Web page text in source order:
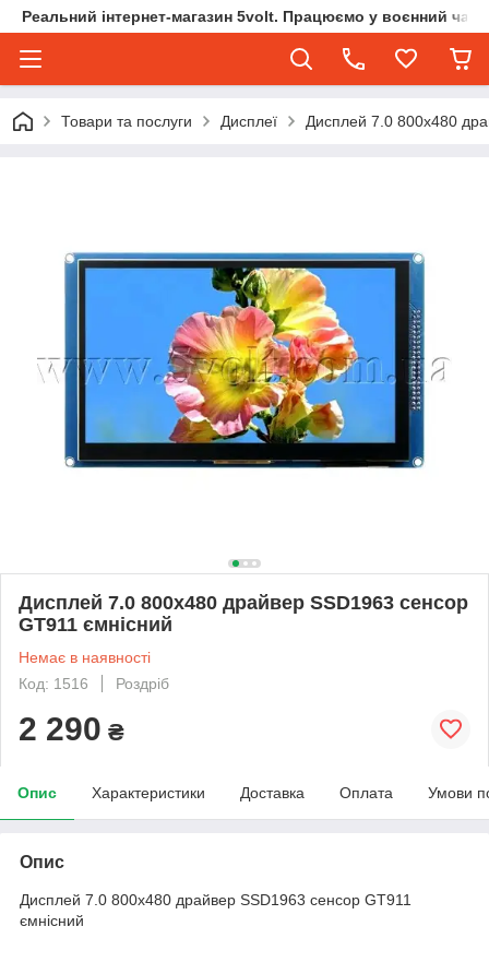
Реальний інтернет-магазин 5volt. Працюємо у воєнний
Товари та послуги Дисплеї Дисплей 7.0 800х480
Дисплей 7.0 800х480 драйвер SSD1963 сенсор
GT911 ємнісний
Немає в наявності
Код: 1516
Роздріб
2 290 ₴
Опис Характеристики Доставка Оплата Умови
Опис
Дисплей 7.0 800х480 драйвер SSD1963 сенсор GT911
ємнісний